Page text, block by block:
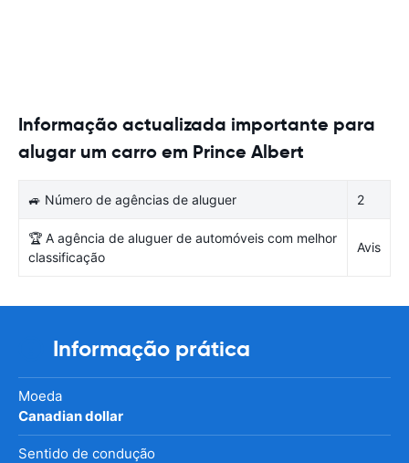
Informação actualizada importante para
alugar um carro em Prince Albert
🚙 Número de agências de aluguer 2
🏆 A agência de aluguer de automóveis com melhor
classificação
Avis
Informação prática
Moeda
Canadian dollar
Sentido de condução